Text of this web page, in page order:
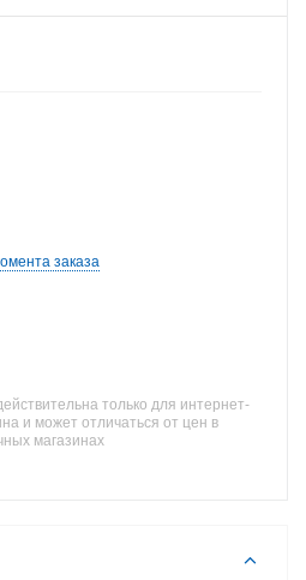
заказа
только для интернет-
и может отличаться от цен в
магазинах